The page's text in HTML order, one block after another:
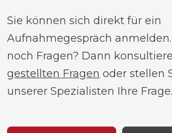
Sie können sich direkt für ein
Aufnahmegespräch
noch Fragen? Dann
gestellten Fragen oder stellen
unserer Spezialisten Ihre Frage.